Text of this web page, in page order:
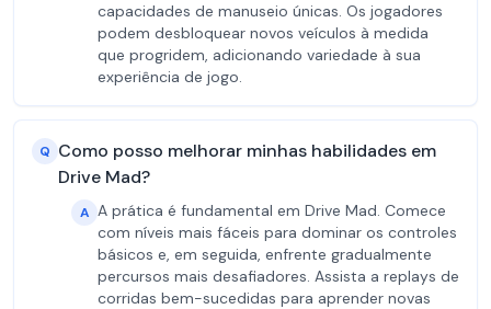
capacidades de manuseio únicas. Os jogadores
podem desbloquear novos veículos à medida
que progridem, adicionando variedade à sua
experiência de jogo.
Q Como posso melhorar minhas habilidades em
Drive Mad?
A A prática é fundamental em Drive Mad. Comece
com níveis mais fáceis para dominar os controles
básicos e, em seguida, enfrente gradualmente
percursos mais desafiadores. Assista a replays de
corridas bem-sucedidas para aprender novas